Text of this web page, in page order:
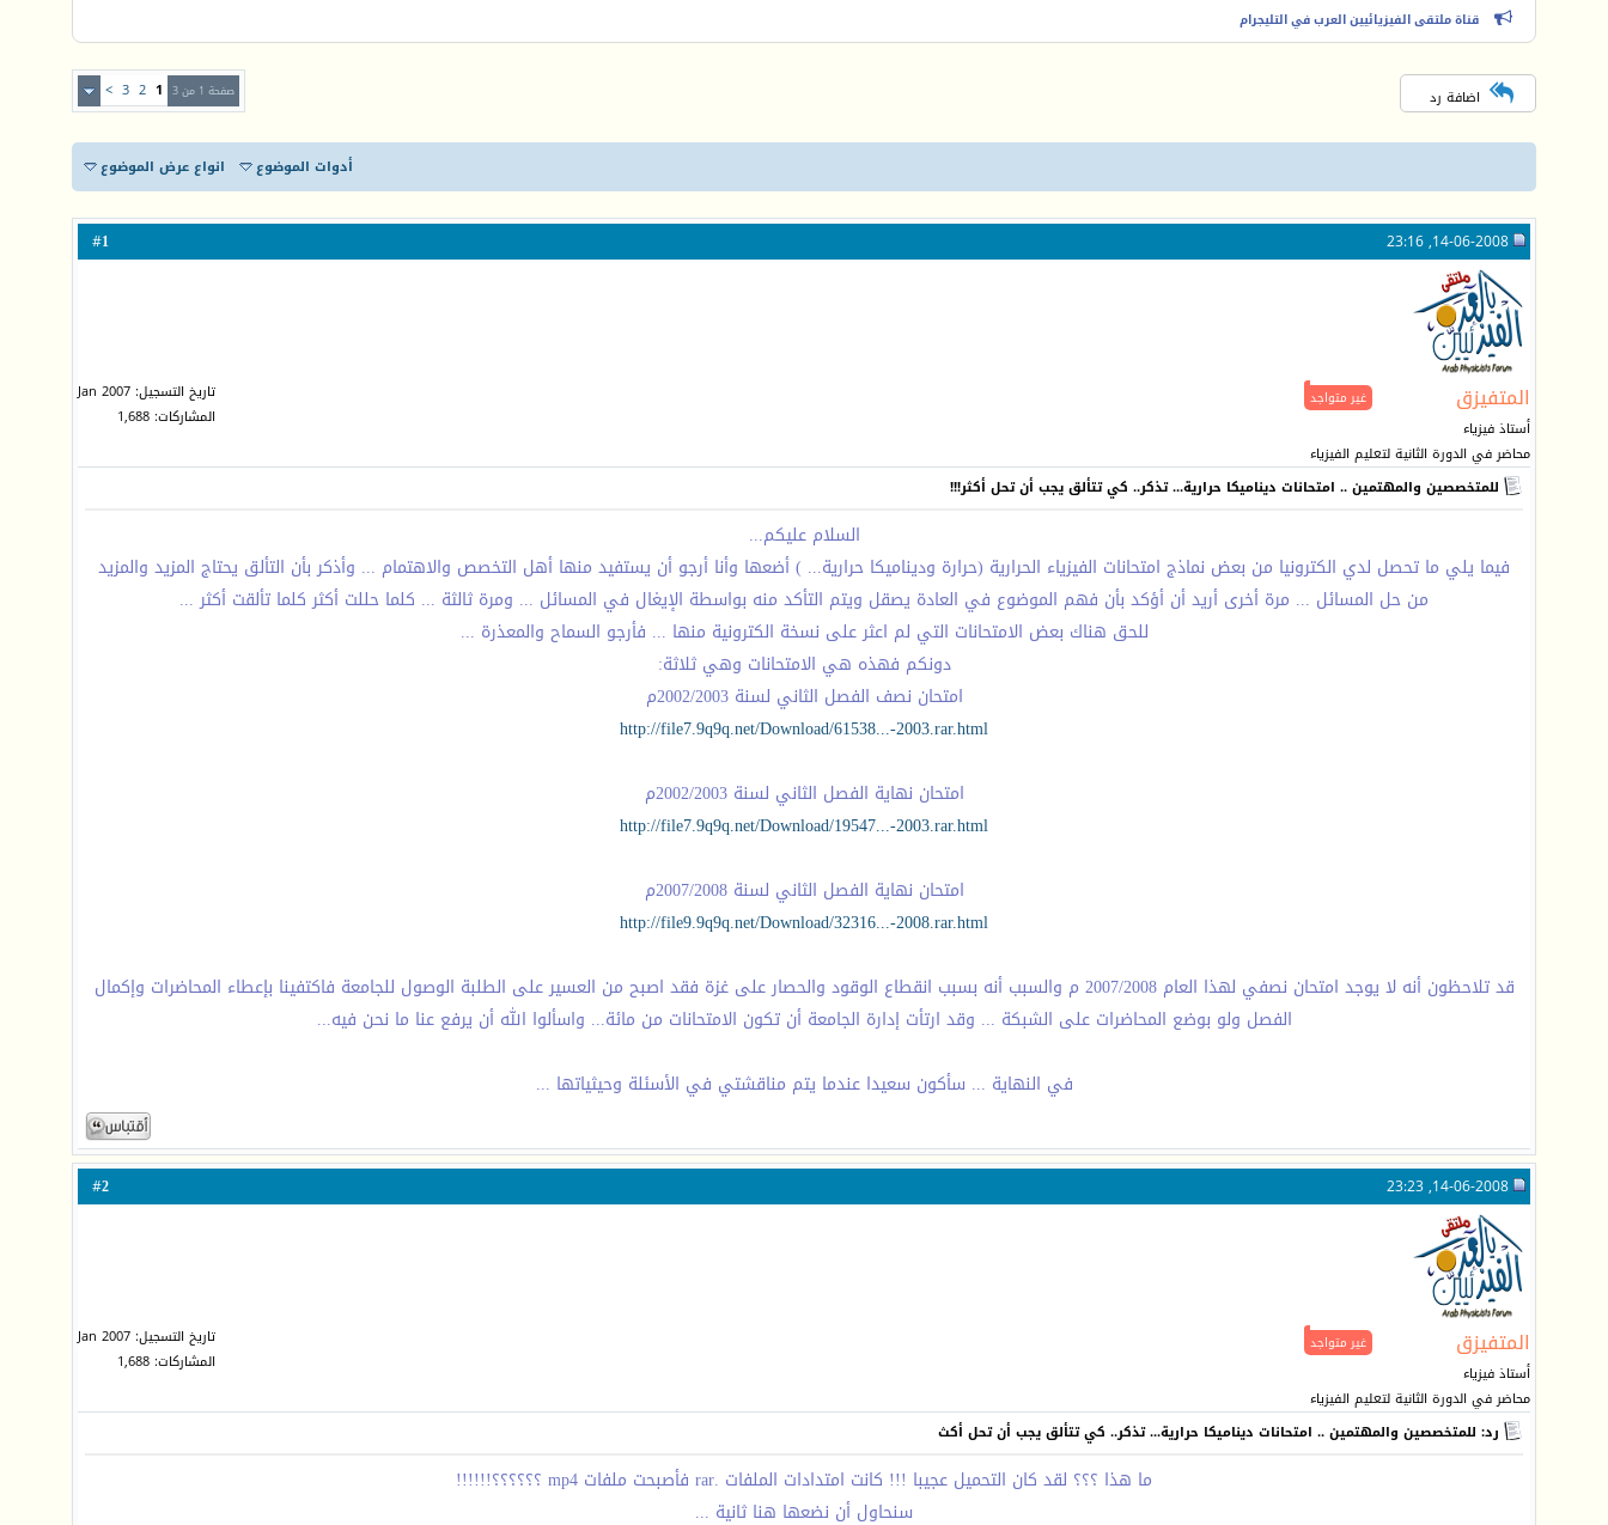
قناة ملتقى الفيزيائيين العرب في التليجرام
اضافة رد صفحة 1 من 3 1
2
3
>
أدوات الموضوع انواع عرض الموضوع
1
المتفيزق غير متواجد
أستاذ فيزياء
محاضر في الدورة الثانية لتعليم الفيزياء
تاريخ التسجيل: Jan 2007
المشاركات: 1,688
للمتخصصين والمهتمين .. امتحانات ديناميكا حرارية... تذكر.. كي تتألق يجب أن تحل أكثر!!!
السلام عليكم...
فيما يلي ما تحصل لدي الكترونيا من بعض نماذج امتحانات الفيزياء الحرارية (حرارة وديناميكا حرارية... ) أضعها وأنا أرجو أن يستفيد منها أهل التخصص والاهتمام ... وأذكر بأن التألق يحتاج المزيد والمزيد
من حل المسائل ... مرة أخرى أريد أن أؤكد بأن فهم الموضوع في العادة يصقل ويتم التأكد منه بواسطة الإيغال في المسائل ... ومرة ثالثة ... كلما حللت أكثر كلما تألقت أكثر ...
للحق هناك بعض الامتحانات التي لم اعثر على نسخة الكترونية منها ... فأرجو السماح والمعذرة ...
دونكم فهذه هي الامتحانات وهي ثلاثة:
امتحان نصف الفصل الثاني لسنة 2002/2003م
http://file7.9q9q.net/Download/61538...-2003.rar.html
امتحان نهاية الفصل الثاني لسنة 2002/2003م
http://file7.9q9q.net/Download/19547...-2003.rar.html
امتحان نهاية الفصل الثاني لسنة 2007/2008م
http://file9.9q9q.net/Download/32316...-2008.rar.html
قد تلاحظون أنه لا يوجد امتحان نصفي لهذا العام 2007/2008 م والسبب أنه بسبب انقطاع الوقود والحصار على غزة فقد اصبح من العسير على الطلبة الوصول للجامعة فاكتفينا بإعطاء المحاضرات وإكمال
الفصل ولو بوضع المحاضرات على الشبكة ... وقد ارتأت إدارة الجامعة أن تكون الامتحانات من مائة... واسألوا الله أن يرفع عنا ما نحن فيه...
في النهاية ... سأكون سعيدا عندما يتم مناقشتي في الأسئلة وحيثياتها ...
2
المتفيزق غير متواجد
أستاذ فيزياء
محاضر في الدورة الثانية لتعليم الفيزياء
تاريخ التسجيل: Jan 2007
المشاركات: 1,688
رد: للمتخصصين والمهتمين .. امتحانات ديناميكا حرارية... تذكر.. كي تتألق يجب أن تحل أكث
ما هذا ؟؟؟ لقد كان التحميل عجيبا !!! كانت امتدادات الملفات .rar فأصبحت ملفات mp4 ؟؟؟؟؟؟!!!!!!
سنحاول أن نضعها هنا ثانية ...